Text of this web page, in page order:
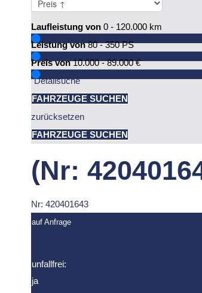
Laufleistung von 0 - 120.000 km
Leistung von80 - 350PS
Preis von10.000 - 89.000€
Detailsuche
FAHRZEUGE SUCHEN
zurücksetzen
FAHRZEUGE SUCHEN
(Nr:
Nr: 420401643
auf Anfrage
unfallfrei:
ja